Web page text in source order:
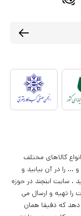
کالاهای مختلف
... را در آن بیابید و
. سایت اینچند در حوزه
را تهیه و ارسال می
دهد که دقیقا همان